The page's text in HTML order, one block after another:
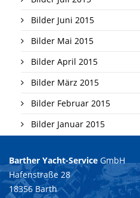
Bilder Juni 2015
Bilder Mai 2015
Bilder April 2015
Bilder März 2015
Bilder Februar 2015
Bilder Januar 2015
Barther Yacht-Service GmbH
Hafenstraße 28
18356 Barth